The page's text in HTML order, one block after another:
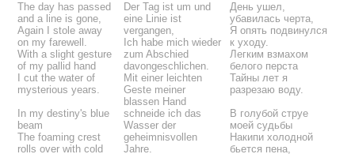
The day has passed
and a line is gone,
Again I stole away
on my farewell.
With a slight gesture
of my pallid hand
I cut the water of
mysterious years.
In my destiny's blue
beam
The foaming crest
rolls over with cold
Der Tag ist um und
eine Linie ist
vergangen,
Ich habe mich wieder
zum Abschied
davongeschlichen.
Mit einer leichten
Geste meiner
blassen Hand
schneide ich das
Wasser der
geheimnisvollen
Jahre.
День ушел,
убавилась черта,
Я опять подвинулся
к уходу.
Легким взмахом
белого перста
Тайны лет я
разрезаю воду.
В голубой струе
моей судьбы
Накипи холодной
бьется пена,